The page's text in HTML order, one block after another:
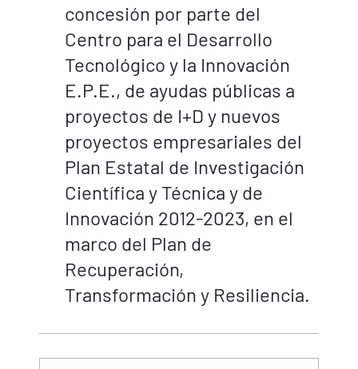
concesión por parte del
Centro para el Desarrollo
Tecnológico y la Innovación
E.P.E., de ayudas públicas a
proyectos de I+D y nuevos
proyectos empresariales del
Plan Estatal de Investigación
Científica y Técnica y de
Innovación 2012-2023, en el
marco del Plan de
Recuperación,
Transformación y Resiliencia.